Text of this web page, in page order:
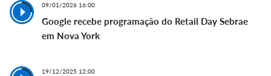
09/01/2026 16:00
Google recebe programação do Retail Day Sebrae
em Nova York
19/12/2025 12:00